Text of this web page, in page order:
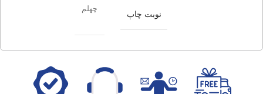
نوبت چاپ
چهلم